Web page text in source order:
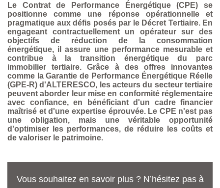
Le Contrat de Performance Énergétique (CPE) se
positionne comme une réponse opérationnelle et
pragmatique aux défis posés par le Décret Tertiaire. En
engageant contractuellement un opérateur sur des
objectifs de réduction de la consommation
énergétique, il assure une performance mesurable et
contribue à la transition énergétique du parc
immobilier tertiaire. Grâce à des offres innovantes
comme la Garantie de Performance Énergétique Réelle
(GPE-R) d'ALTERESCO, les acteurs du secteur tertiaire
peuvent aborder leur mise en conformité réglementaire
avec confiance, en bénéficiant d'un cadre financier
maîtrisé et d'une expertise éprouvée. Le CPE n'est pas
une obligation, mais une véritable opportunité
d'optimiser les performances, de réduire les coûts et
de valoriser le patrimoine.
Vous souhaitez en savoir plus ? N’hésitez pas à